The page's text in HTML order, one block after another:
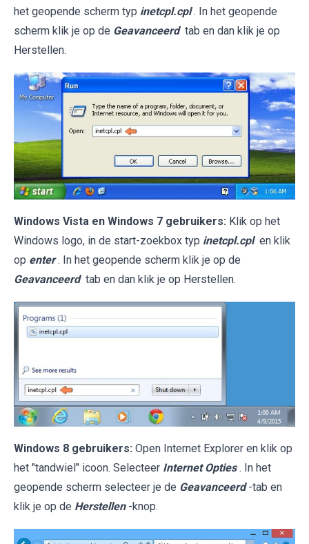
het geopende scherm typ inetcpl.cpl . In het geopende
scherm klik je op de Geavanceerd tab en dan klik je op
Herstellen.
Windows Vista en Windows 7 gebruikers: Klik op het
Windows logo, in de start-zoekbox typ inetcpl.cpl en klik
op enter . In het geopende scherm klik je op de
Geavanceerd tab en dan klik je op Herstellen.
Windows 8 gebruikers: Open Internet Explorer en klik op
het "tandwiel" icoon. Selecteer Internet Opties . In het
geopende scherm selecteer je de Geavanceerd -tab en
klik je op de Herstellen -knop.